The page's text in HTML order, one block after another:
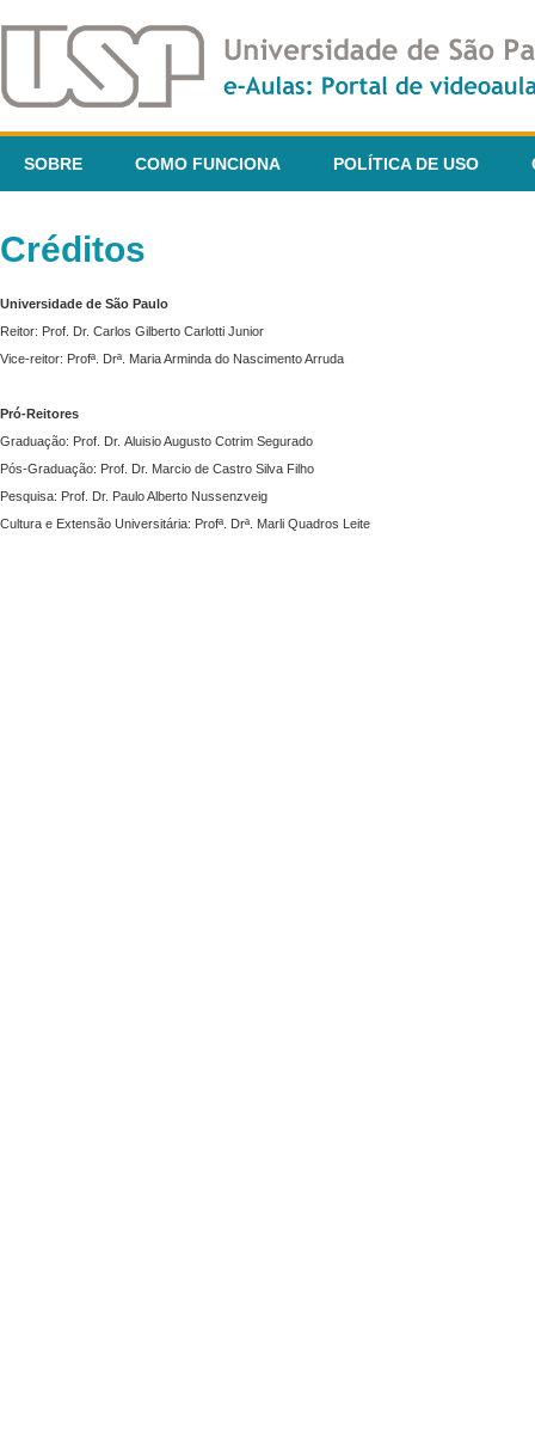
SOBRE COMO FUNCIONA POLÍTICA DE USO
Créditos
Universidade de São Paulo
Reitor: Prof. Dr. Carlos Gilberto Carlotti Junior
Vice-reitor: Profª. Drª. Maria Arminda do Nascimento Arruda
Pró-Reitores
Graduação: Prof. Dr. Aluisio Augusto Cotrim Segurado
Pós-Graduação: Prof. Dr. Marcio de Castro Silva Filho
Pesquisa: Prof. Dr. Paulo Alberto Nussenzveig
Cultura e Extensão Universitária: Profª. Drª. Marli Quadros Leite